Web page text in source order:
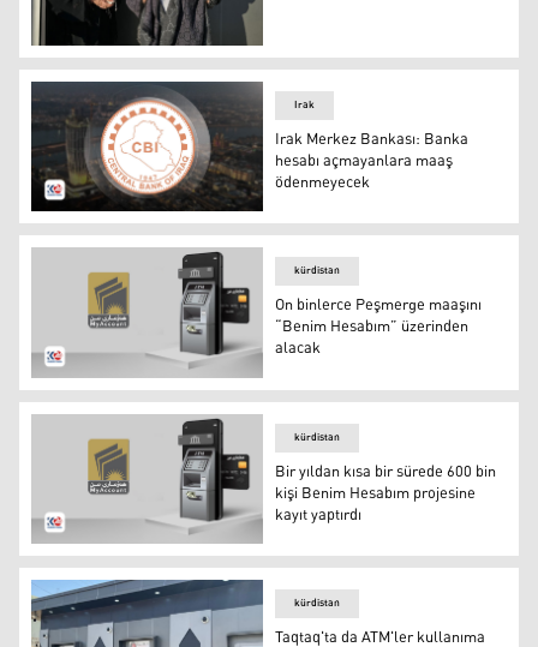
Yüz binlerce kişi maaşını “Benim Hesabım” üzerinden
Irak Merkez Bankası logosu
Irak
Irak Merkez Bankası: Banka
hesabı açmayanlara maaş
ödenmeyecek
On binlerce Peşmerge maaşını “Benim Hesabım”
kürdistan
On binlerce Peşmerge maaşını
“Benim Hesabım” üzerinden
alacak
Bir yıldan kısa bir sürede 600 bin kişi Benim Hesabım
kürdistan
Bir yıldan kısa bir sürede 600 bin
kişi Benim Hesabım projesine
kayıt yaptırdı
kürdistan
Taqtaq'ta da ATM'ler kullanıma